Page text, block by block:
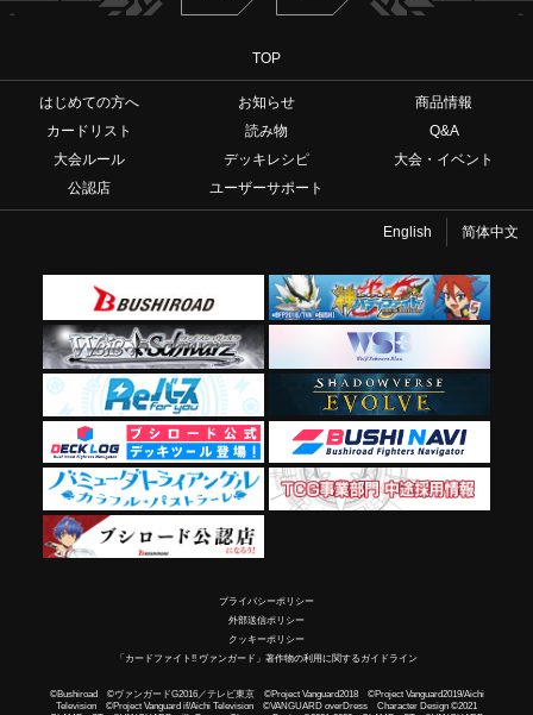
TOP
はじめての方へ お知らせ
商品情報
カードリスト
読み物
Q&A
大会ルール
デッキレシピ
大会・イベント
公認店
ユーザーサポート
English 简体中文
プライバシーポリシー
外部送信ポリシー
クッキーポリシー
「カードファイト!! ヴァンガード」著作物の利用に関するガイドライン
©Bushiroad ©ヴァンガードG2016／テレビ東京 ©Project Vanguard2018 ©Project Vanguard2019/Aichi
Television ©Project Vanguard if/Aichi Television ©VANGUARD overDress Character Design ©2021